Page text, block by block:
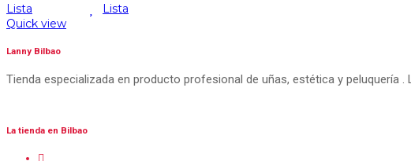
Lista
Lista
Quick view
Lanny Bilbao
Tienda especializada en producto profesional de uñas, estética y peluquería
La tienda en Bilbao